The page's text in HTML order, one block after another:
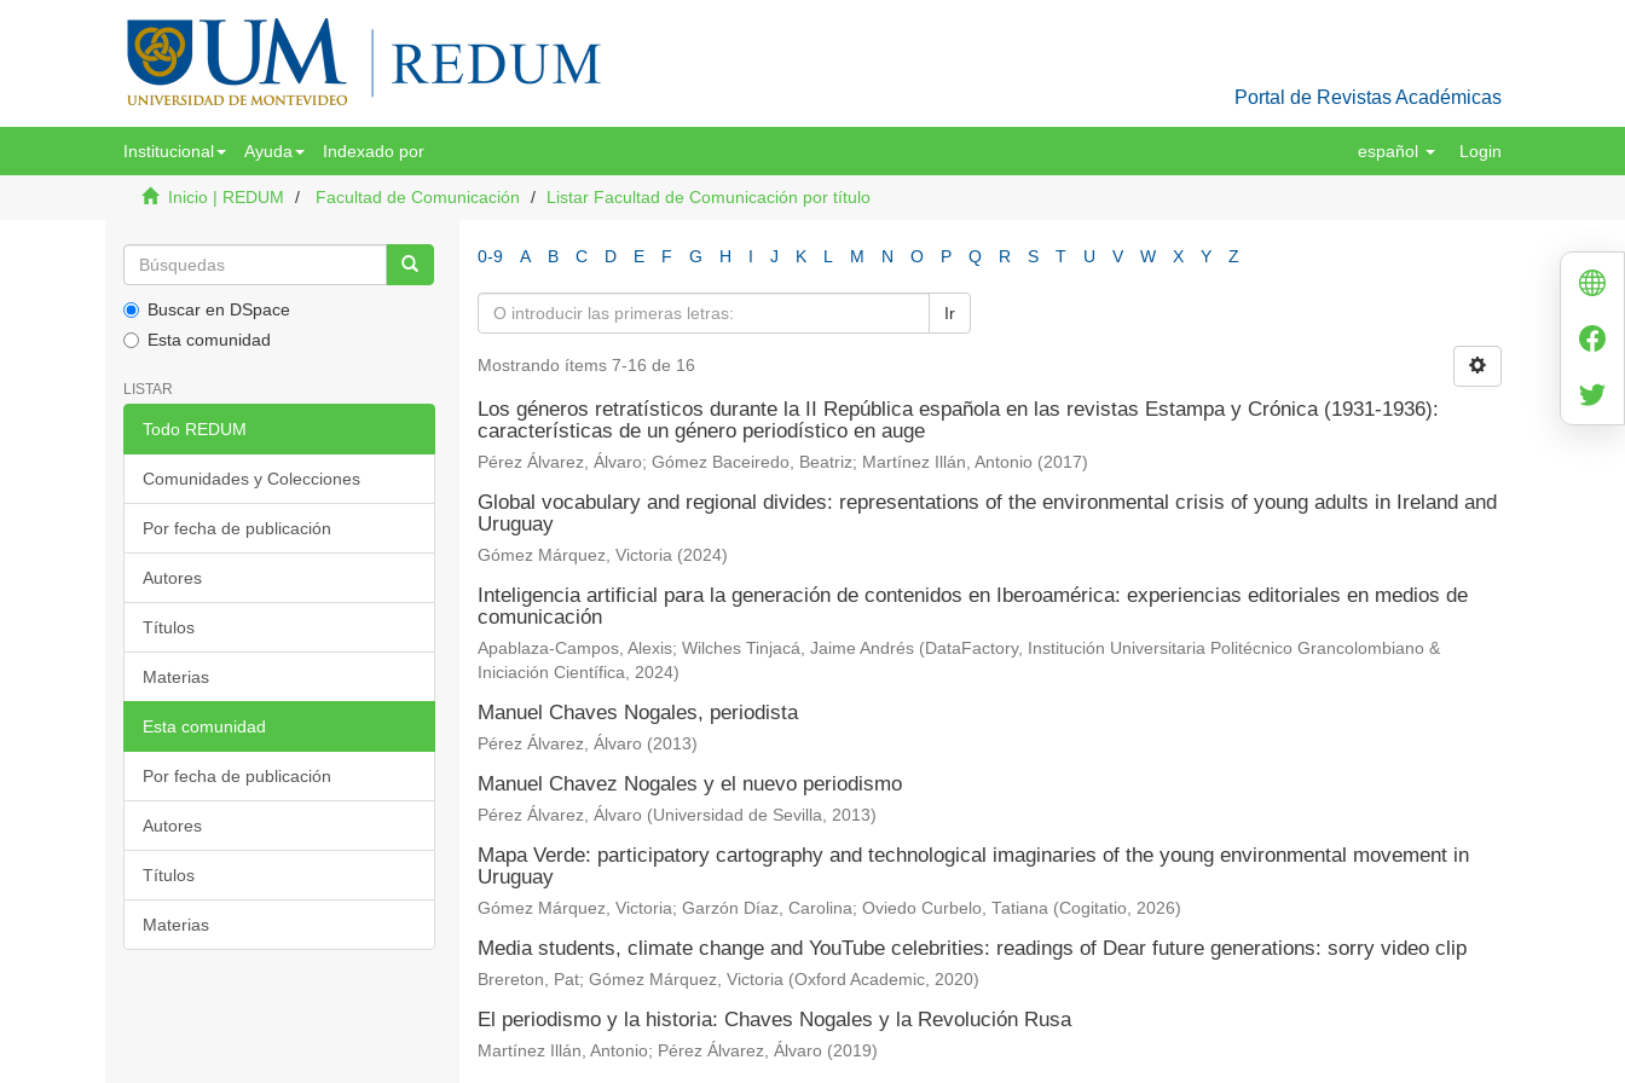
Portal de Revistas Académicas
Institucional Ayuda Indexado por español Login
Inicio | REDUM Facultad de Comunicación Listar Facultad de Comunicación por título
Buscar en DSpace
Esta comunidad
LISTAR
Todo REDUM
Comunidades y Colecciones
Por fecha de publicación
Autores
Títulos
Materias
Esta comunidad
Por fecha de publicación
Autores
Títulos
Materias
0-9 A B C D E F G H I J K L M N O P Q R S T U V W X Y Z
Ir
Mostrando ítems 7-16 de 16
Los géneros retratísticos durante la II República española en las revistas Estampa y Crónica (1931-1936):
características de un género periodístico en auge
Pérez Álvarez, Álvaro; Gómez Baceiredo, Beatriz; Martínez Illán, Antonio (2017)
Global vocabulary and regional divides: representations of the environmental crisis of young adults in Ireland and
Uruguay
Gómez Márquez, Victoria (2024)
Inteligencia artificial para la generación de contenidos en Iberoamérica: experiencias editoriales en medios de
comunicación
Apablaza-Campos, Alexis; Wilches Tinjacá, Jaime Andrés (DataFactory, Institución Universitaria Politécnico Grancolombiano &
Iniciación Científica, 2024)
Manuel Chaves Nogales, periodista
Pérez Álvarez, Álvaro (2013)
Manuel Chavez Nogales y el nuevo periodismo
Pérez Álvarez, Álvaro (Universidad de Sevilla, 2013)
Mapa Verde: participatory cartography and technological imaginaries of the young environmental movement in
Uruguay
Gómez Márquez, Victoria; Garzón Díaz, Carolina; Oviedo Curbelo, Tatiana (Cogitatio, 2026)
Media students, climate change and YouTube celebrities: readings of Dear future generations: sorry video clip
Brereton, Pat; Gómez Márquez, Victoria (Oxford Academic, 2020)
El periodismo y la historia: Chaves Nogales y la Revolución Rusa
Martínez Illán, Antonio; Pérez Álvarez, Álvaro (2019)